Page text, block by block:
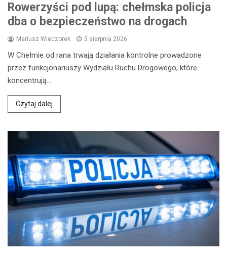
Rowerzyści pod lupą: chełmska policja
dba o bezpieczeństwo na drogach
Mariusz Wieczorek 5 sierpnia 2026
W Chełmie od rana trwają działania kontrolne prowadzone
przez funkcjonariuszy Wydziału Ruchu Drogowego, które
koncentrują…
Czytaj dalej